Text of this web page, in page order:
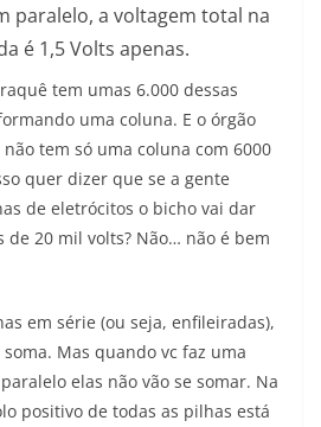
paralelo, a voltagem total na
é 1,5 Volts apenas.
tem umas 6.000 dessas
uma coluna. E o órgão
tem só uma coluna com 6000
quer dizer que se a gente
de eletrócitos o bicho vai dar
de 20 mil volts? Não… não é bem
em série (ou seja, enfileiradas),
Mas quando vc faz uma
elas não vão se somar. Na
positivo de todas as pilhas está